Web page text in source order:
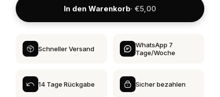
In den Warenkorb· €5,00
Schneller Versand
WhatsApp 7
Tage/Woche
14 Tage Rückgabe Sicher bezahlen